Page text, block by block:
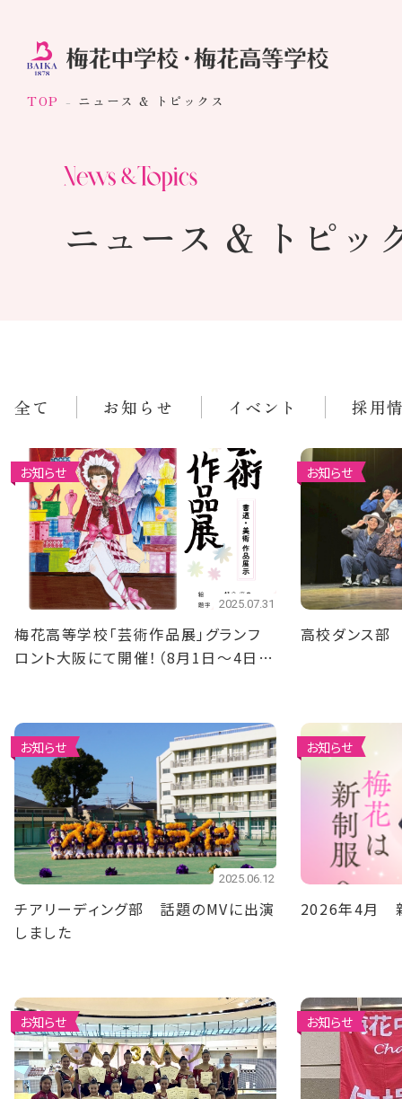
TOP ニュース & トピックス
ニュース & トピッ
全て お知らせ イベント 採用
お知らせ
2025.07.31
梅花高等学校「芸術作品展」グランフ
ロント大阪にて開催！（8月1日～4日ま
お知らせ
高校ダンス部
お知らせ
2025.06.12
チアリーディング部 話題のMVに出演
しました
お知らせ
2026年4月
お知らせ お知らせ